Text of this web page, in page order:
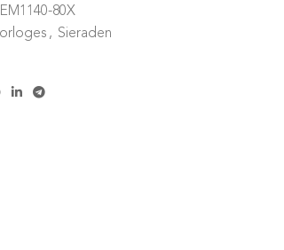
EM1140-80X
, Sieraden